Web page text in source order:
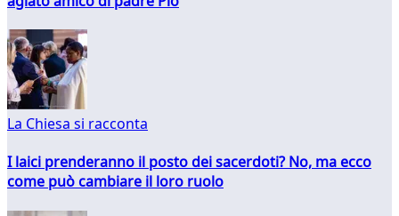
La Chiesa si racconta
I laici prenderanno il posto dei sacerdoti? No, ma ecco
come può cambiare il loro ruolo